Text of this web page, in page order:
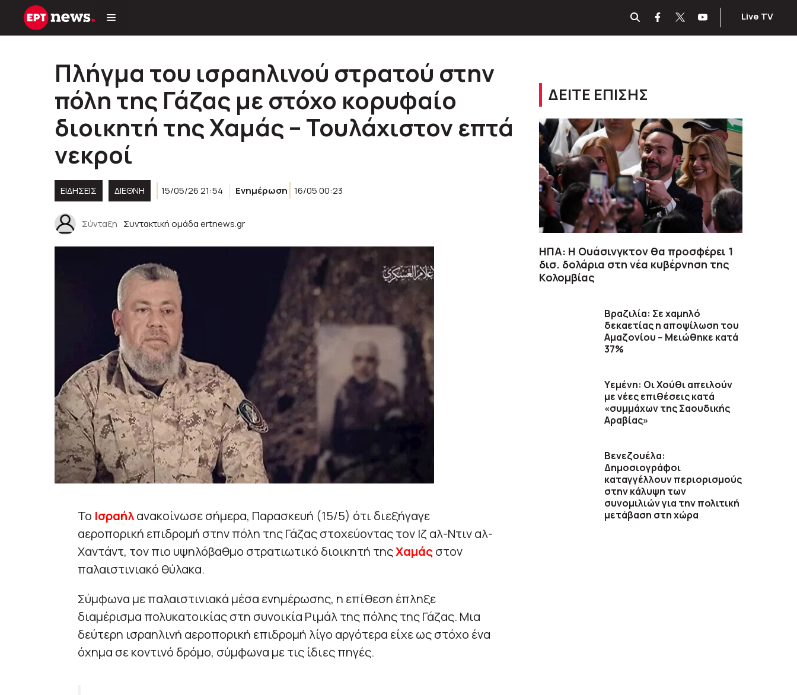
Μετάβαση
Live TV
Πλήγμα του ισραηλινού στρατού στην
πόλη της Γάζας με στόχο κορυφαίο
διοικητή της Χαμάς – Τουλάχιστον επτά
νεκροί
ΕΙΔΗΣΕΙΣ ΔΙΕΘΝΗ 15/05/26 21:54 Ενημέρωση 16/05 00:23
Σύνταξη Συντακτική ομάδα ertnews.gr
Το Ισραήλανακοίνωσε σήμερα, Παρασκευή (15/5) ότι διεξήγαγε
αεροπορική επιδρομή στην πόλη της Γάζας στοχεύοντας τον Ιζ αλ-Ντιν αλ-
Χαντάντ, τον πιο υψηλόβαθμο στρατιωτικό διοικητή τηςΧαμάς στον
παλαιστινιακό θύλακα.
Σύμφωνα με παλαιστινιακά μέσα ενημέρωσης, η επίθεση έπληξε
διαμέρισμα πολυκατοικίας στη συνοικία Ριμάλ της πόλης της Γάζας. Μια
δεύτερη ισραηλινή αεροπορική επιδρομή λίγο αργότερα είχε ως στόχο ένα
όχημα σε κοντινό δρόμο, σύμφωνα με τις ίδιες πηγές.
ΔΕΙΤΕ ΕΠΙΣΗΣ
ΗΠΑ: H Ουάσινγκτον θα προσφέρει 1
δισ. δολάρια στη νέα κυβέρνηση της
Κολομβίας
Βραζιλία: Σε χαμηλό
δεκαετίας η αποψίλωση του
Αμαζονίου – Μειώθηκε κατά
37%
Υεμένη: Οι Χούθι απειλούν
με νέες επιθέσεις κατά
«συμμάχων της Σαουδικής
Αραβίας»
Βενεζουέλα:
Δημοσιογράφοι
καταγγέλλουν περιορισμούς
στην κάλυψη των
συνομιλιών για την πολιτική
μετάβαση στη χώρα